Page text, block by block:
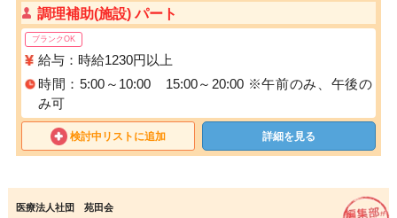
調理補助(施設) パート
ブランクOK
給与：時給1230円以上
時間：5:00～10:00 15:00～20:00 ※午前のみ、午後の
み可
検討中リストに追加 詳細を見る
医療法人社団 苑田会